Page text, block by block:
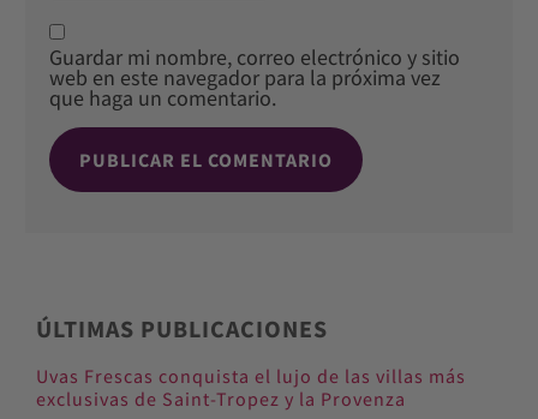
Guardar mi nombre, correo electrónico y sitio
web en este navegador para la próxima vez
que haga un comentario.
ÚLTIMAS PUBLICACIONES
Uvas Frescas conquista el lujo de las villas más
exclusivas de Saint-Tropez y la Provenza